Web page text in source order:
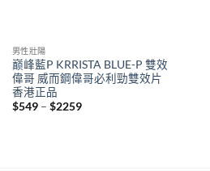
男性壯陽
巅峰藍P KRRISTA BLUE-P 雙效
偉哥 威而鋼偉哥必利勁雙效片
香港正品
$549 – $2259Price